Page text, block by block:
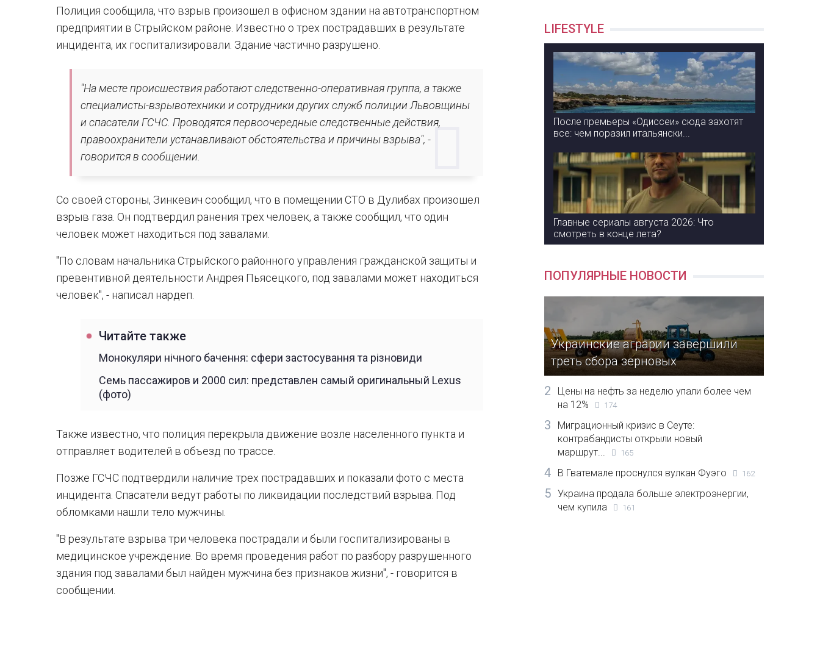
Полиция сообщила, что взрыв произошел в офисном здании на автотранспортном
предприятии в Стрыйском районе. Известно о трех пострадавших в результате
инцидента, их госпитализировали. Здание частично разрушено.
"На месте происшествия работают следственно-оперативная группа, а также
специалисты-взрывотехники и сотрудники других служб полиции Львовщины
и спасатели ГСЧС. Проводятся первоочередные следственные действия,
правоохранители устанавливают обстоятельства и причины взрыва", -
говорится в сообщении.
Со своей стороны, Зинкевич сообщил, что в помещении СТО в Дулибах произошел
взрыв газа. Он подтвердил ранения трех человек, а также сообщил, что один
человек может находиться под завалами.
"По словам начальника Стрыйского районного управления гражданской защиты и
превентивной деятельности Андрея Пьясецкого, под завалами может находиться
человек", - написал нардеп.
Читайте также
Монокуляри нічного бачення: сфери застосування та різновиди
Семь пассажиров и 2000 сил: представлен самый оригинальный Lexus
(фото)
Также известно, что полиция перекрыла движение возле населенного пункта и
отправляет водителей в объезд по трассе.
Позже ГСЧС подтвердили наличие трех пострадавших и показали фото с места
инцидента. Спасатели ведут работы по ликвидации последствий взрыва. Под
обломками нашли тело мужчины.
"В результате взрыва три человека пострадали и были госпитализированы в
медицинское учреждение. Во время проведения работ по разбору разрушенного
здания под завалами был найден мужчина без признаков жизни", - говорится в
сообщении.
LIFESTYLE
После премьеры «Одиссеи» сюда захотят
все: чем поразил итальянски...
Главные сериалы августа 2026: Что
смотреть в конце лета?
ПОПУЛЯРНЫЕ НОВОСТИ
Украинские аграрии завершили
треть сбора зерновых
2
Цены на нефть за неделю упали более чем
на 12%
174
3
Миграционный кризис в Сеуте:
контрабандисты открыли новый
маршрут...
165
4 В Гватемале проснулся вулкан Фуэго 162
5
Украина продала больше электроэнергии,
чем купила
161